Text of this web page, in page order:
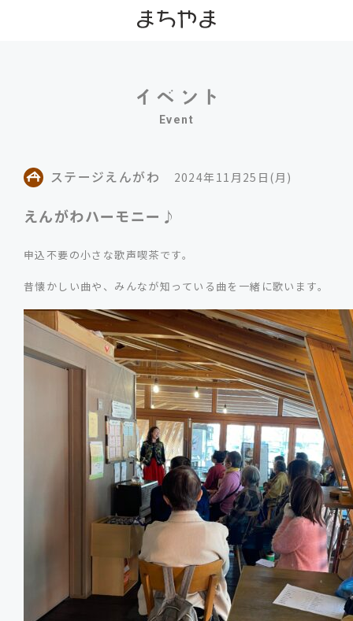
Event
ステージえんがわ 2024年11月25日(月)
えんがわハーモニー♪
申込不要の小さな歌声喫茶です。
昔懐かしい曲や、みんなが知っている曲を一緒に歌います。